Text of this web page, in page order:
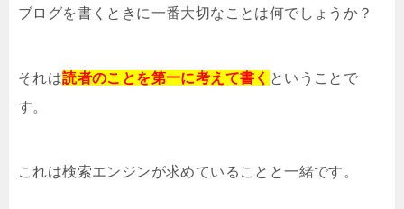
ブログを書くときに一番大切なことは何でしょうか？
それは読者のことを第一に考えて書く ということで
す。
これは検索エンジンが求めていることと一緒です。